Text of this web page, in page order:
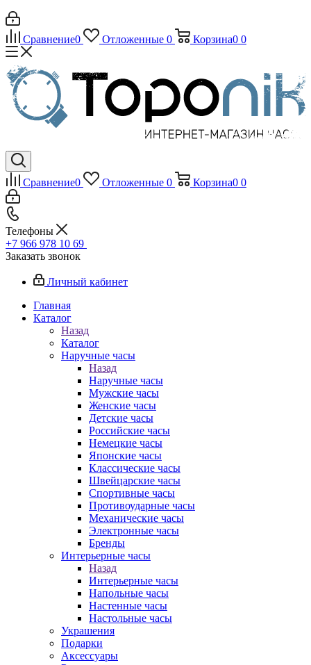
Сравнение0 Отложенные 0 Корзина0 0
Сравнение0 Отложенные 0 Корзина0 0
Телефоны
+7 966 978 10 69
Заказать звонок
Личный кабинет
Главная
Каталог
Назад
Каталог
Наручные часы
Назад
Наручные часы
Мужские часы
Женские часы
Детские часы
Российские часы
Немецкие часы
Японские часы
Классические часы
Швейцарские часы
Спортивные часы
Противоударные часы
Механические часы
Электронные часы
Бренды
Интерьерные часы
Назад
Интерьерные часы
Напольные часы
Настенные часы
Настольные часы
Украшения
Подарки
Аксессуары